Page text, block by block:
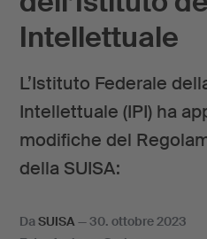
Intellettuale
L’Istituto Federale
Intellettuale (IPI) ha
modifiche del
della SUISA:
DaSUISA—30. ottobre 2023